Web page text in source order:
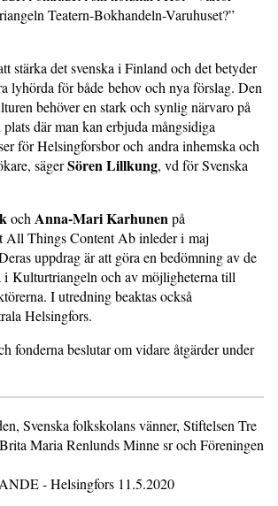
Teatern-Bokhandeln-Varuhuset?”
stärka det svenska i Finland och det betyder
lyhörda för både behov och nya förslag. Den
behöver en stark och synlig närvaro på
där man kan erbjuda mångsidiga
för Helsingforsbor och andra inhemska och
sägerSören Lillkung, vd för Svenska
och Anna-Mari Karhunenpå
All Things Content Ab inleder i maj
uppdrag är att göra en bedömning av de
i Kulturtriangeln och av möjligheterna till
I utredning beaktas också
Helsingfors.
fonderna beslutar om vidare åtgärder under
Svenska folkskolans vänner, Stiftelsen Tre
Maria Renlunds Minne sr och Föreningen
- Helsingfors 11.5.2020